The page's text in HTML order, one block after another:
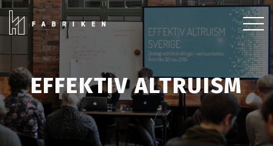
EFFEKTIV ALTRUISM